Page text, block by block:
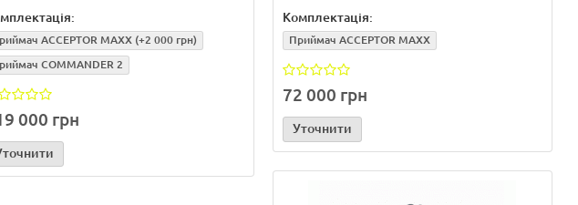
ACCEPTOR MAXX (+2 000 грн)
COMMANDER 2
000 грн
Комплектація:
Приймач ACCEPTOR MAXX
72 000 грн
Уточнити